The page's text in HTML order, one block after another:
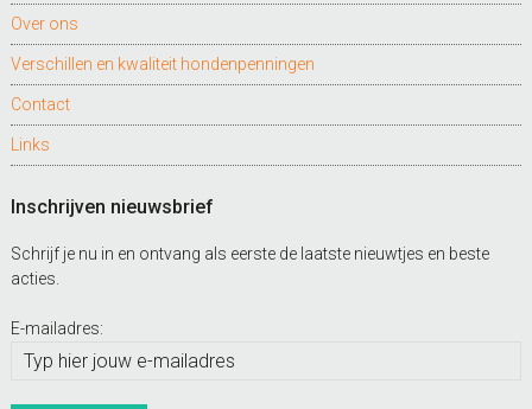
Over ons
Verschillen en kwaliteit hondenpenningen
Contact
Links
Inschrijven nieuwsbrief
Schrijf je nu in en ontvang als eerste de laatste nieuwtjes en beste
acties.
E-mailadres: